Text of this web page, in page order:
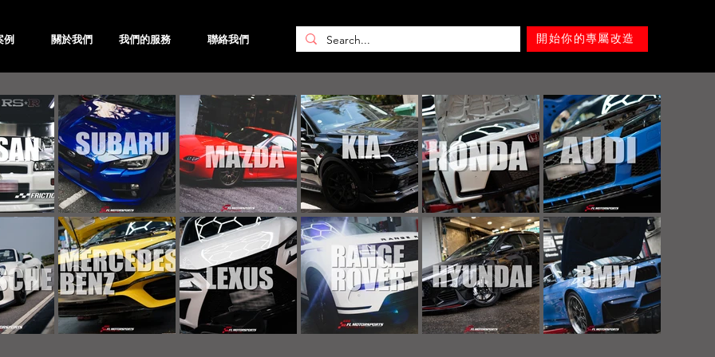
例 關於我們 我們的服務 聯絡我們 開始你的專屬改造